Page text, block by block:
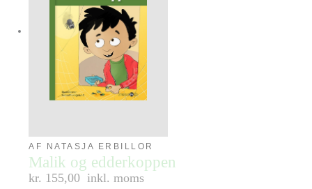
AF NATASJA ERBILLOR
Malik og edderkoppen
kr. 155,00 inkl. moms